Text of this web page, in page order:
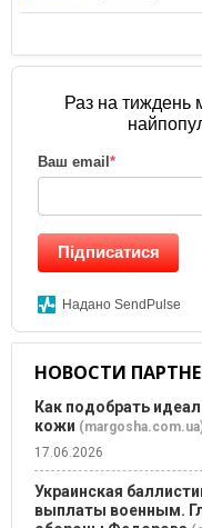
Раз на тиждень
Ваш email *
Підписатися
Надано SendPulse
НОВОСТИ
Как подобрать
кожи
17.06.2026
Украинская
выплаты военным.